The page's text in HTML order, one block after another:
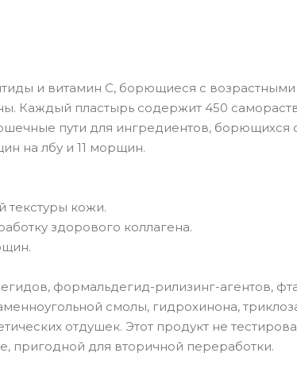
и витамин С, борющиеся с возрастными
Каждый пластырь содержит 450
пути для ингредиентов, борющихся
на лбу и 11 морщин.
текстуры кожи.
здорового коллагена.
формальдегид-рилизинг-агентов,
смолы, гидрохинона,
отдушек. Этот продукт не
пригодной для вторичной переработки.